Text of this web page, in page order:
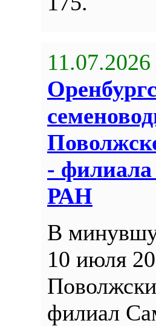
11.07.2026
-
РАН
В
10 июля
филиал